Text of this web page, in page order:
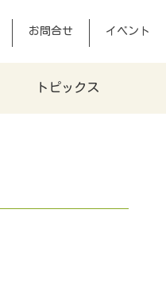
お問合せ イベント
トピックス